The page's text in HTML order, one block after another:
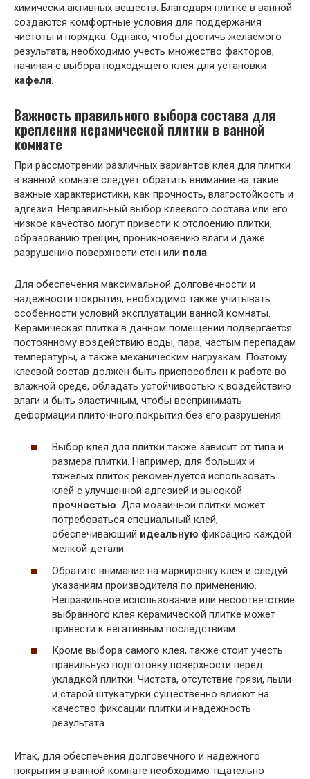
химически активных веществ. Благодаря плитке в ванной
создаются комфортные условия для поддержания
чистоты и порядка. Однако, чтобы достичь желаемого
результата, необходимо учесть множество факторов,
начиная с выбора подходящего клея для установки
кафеля.
Важность правильного выбора состава для
крепления керамической плитки в ванной
комнате
При рассмотрении различных вариантов клея для плитки
в ванной комнате следует обратить внимание на такие
важные характеристики, как прочность, влагостойкость и
адгезия. Неправильный выбор клеевого состава или его
низкое качество могут привести к отслоению плитки,
образованию трещин, проникновению влаги и даже
разрушению поверхности стен или пола.
Для обеспечения максимальной долговечности и
надежности покрытия, необходимо также учитывать
особенности условий эксплуатации ванной комнаты.
Керамическая плитка в данном помещении подвергается
постоянному воздействию воды, пара, частым перепадам
температуры, а также механическим нагрузкам. Поэтому
клеевой состав должен быть приспособлен к работе во
влажной среде, обладать устойчивостью к воздействию
влаги и быть эластичным, чтобы воспринимать
деформации плиточного покрытия без его разрушения.
Выбор клея для плитки также зависит от типа и
размера плитки. Например, для больших и
тяжелых плиток рекомендуется использовать
клей с улучшенной адгезией и высокой
прочностью. Для мозаичной плитки может
потребоваться специальный клей,
обеспечивающий идеальную фиксацию каждой
мелкой детали.
Обратите внимание на маркировку клея и следуй
указаниям производителя по применению.
Неправильное использование или несоответствие
выбранного клея керамической плитке может
привести к негативным последствиям.
Кроме выбора самого клея, также стоит учесть
правильную подготовку поверхности перед
укладкой плитки. Чистота, отсутствие грязи, пыли
и старой штукатурки существенно влияют на
качество фиксации плитки и надежность
результата.
Итак, для обеспечения долговечного и надежного
покрытия в ванной комнате необходимо тщательно